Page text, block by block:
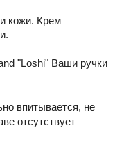
кожи. Крем
"Loshi" Ваши ручки
впитывается, не
отсутствует